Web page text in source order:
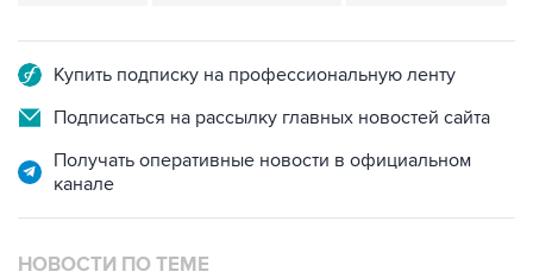
Купить подписку на профессиональную ленту
Подписаться на рассылку главных новостей сайта
Получать оперативные новости в официальном
канале
НОВОСТИ ПО ТЕМЕ